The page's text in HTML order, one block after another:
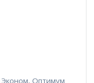
Эконом, Оптимум